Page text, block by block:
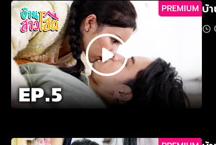
PREMIUM บ้